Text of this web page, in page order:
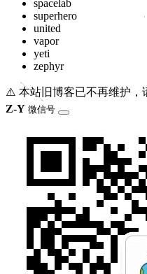
spacelab
superhero
united
vapor
yeti
zephyr
⚠️ 本站旧博客已不再维护，
Z-Y 微信号